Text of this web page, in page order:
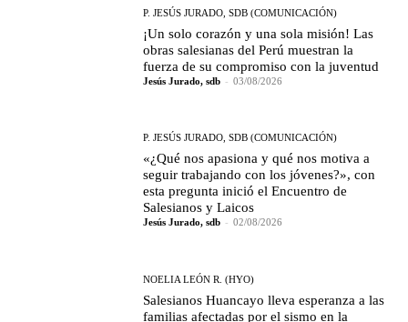
P. JESÚS JURADO, SDB (COMUNICACIÓN)
¡Un solo corazón y una sola misión! Las
obras salesianas del Perú muestran la
fuerza de su compromiso con la juventud
Jesús Jurado, sdb - 03/08/2026
P. JESÚS JURADO, SDB (COMUNICACIÓN)
«¿Qué nos apasiona y qué nos motiva a
seguir trabajando con los jóvenes?», con
esta pregunta inició el Encuentro de
Salesianos y Laicos
Jesús Jurado, sdb - 02/08/2026
NOELIA LEÓN R. (HYO)
Salesianos Huancayo lleva esperanza a las
familias afectadas por el sismo en la